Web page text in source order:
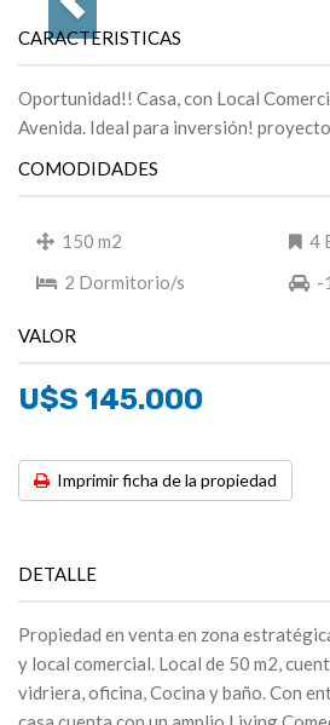
CARACTERISTICAS
Oportunidad!! Casa, con Local
Avenida. Ideal para inversión!
COMODIDADES
150 m2
4
2 Dormitorio/s
-
VALOR
U$S 145.000
Imprimir ficha de la propiedad
DETALLE
Propiedad en venta en zona
y local comercial. Local de 50 m2,
vidriera, oficina, Cocina y baño. Con